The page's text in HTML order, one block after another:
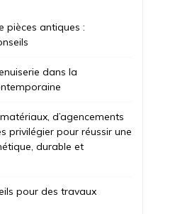
pièces antiques :
dans la
d’agencements
privilégier pour réussir une
durable et
pour des travaux